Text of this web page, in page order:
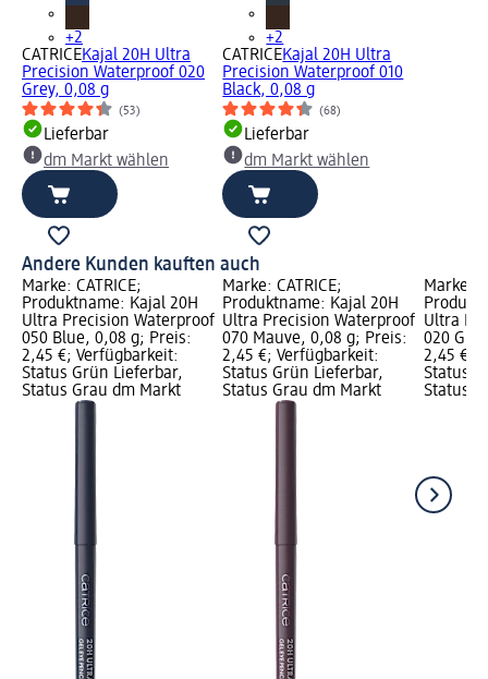
+2
CATRICEKajal 20H Ultra
Precision Waterproof 020
Grey, 0,08 g
(53)
Lieferbar
dm Markt wählen
+2
CATRICEKajal 20H Ultra
Precision Waterproof 010
Black, 0,08 g
(68)
Lieferbar
dm Markt wählen
Andere Kunden kauften auch
Marke: CATRICE;
Produktname: Kajal 20H
Ultra Precision Waterproof
050 Blue, 0,08 g; Preis:
2,45 €; Verfügbarkeit:
Status Grün Lieferbar,
Status Grau dm Markt
Marke: CATRICE;
Produktname: Kajal 20H
Ultra Precision Waterproof
070 Mauve, 0,08 g; Preis:
2,45 €; Verfügbarkeit:
Status Grün Lieferbar,
Status Grau dm Markt
Marke:
Ultra
020
2,45 €;
Status
Status